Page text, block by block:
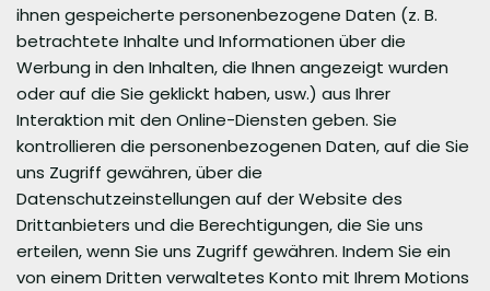
ihnen gespeicherte personenbezogene Daten (z. B.
betrachtete Inhalte und Informationen über die
Werbung in den Inhalten, die Ihnen angezeigt wurden
oder auf die Sie geklickt haben, usw.) aus Ihrer
Interaktion mit den Online-Diensten geben. Sie
kontrollieren die personenbezogenen Daten, auf die Sie
uns Zugriff gewähren, über die
Datenschutzeinstellungen auf der Website des
Drittanbieters und die Berechtigungen, die Sie uns
erteilen, wenn Sie uns Zugriff gewähren. Indem Sie ein
von einem Dritten verwaltetes Konto mit Ihrem Motions